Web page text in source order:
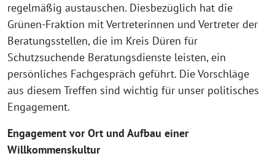
regelmäßig austauschen. Diesbezüglich hat die
Grünen-Fraktion mit Vertreterinnen und Vertreter der
Beratungsstellen, die im Kreis Düren für
Schutzsuchende Beratungsdienste leisten, ein
persönliches Fachgespräch geführt. Die Vorschläge
aus diesem Treffen sind wichtig für unser politisches
Engagement.
Engagement vor Ort und Aufbau einer
Willkommenskultur